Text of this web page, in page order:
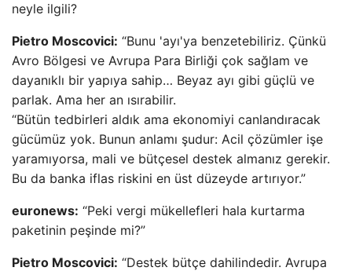
neyle ilgili?
Pietro Moscovici: “Bunu 'ayı'ya benzetebiliriz. Çünkü
Avro Bölgesi ve Avrupa Para Birliği çok sağlam ve
dayanıklı bir yapıya sahip… Beyaz ayı gibi güçlü ve
parlak. Ama her an ısırabilir.
“Bütün tedbirleri aldık ama ekonomiyi canlandıracak
gücümüz yok. Bunun anlamı şudur: Acil çözümler işe
yaramıyorsa, mali ve bütçesel destek almanız gerekir.
Bu da banka iflas riskini en üst düzeyde artırıyor.”
euronews: “Peki vergi mükellefleri hala kurtarma
paketinin peşinde mi?”
Pietro Moscovici: “Destek bütçe dahilindedir. Avrupa